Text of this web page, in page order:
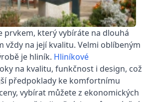
prvkem, který vybíráte na dlouhá
vždy na její kvalitu. Velmi oblíbeným
je hliník. Hliníkové
na kvalitu, funkčnost i design, což
předpoklady ke komfortnímu
vybírat můžete z ekonomických